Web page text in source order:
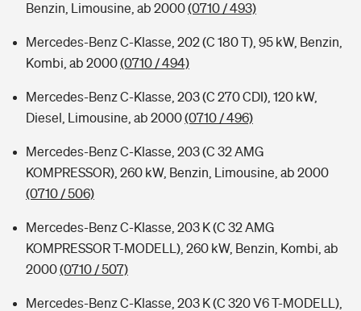
Benzin, Limousine, ab 2000(0710 / 493)
Mercedes-Benz C-Klasse, 202 (C 180 T), 95 kW, Benzin,
Kombi, ab 2000(0710 / 494)
Mercedes-Benz C-Klasse, 203 (C 270 CDI), 120 kW,
Diesel, Limousine, ab 2000(0710 / 496)
Mercedes-Benz C-Klasse, 203 (C 32 AMG
KOMPRESSOR), 260 kW, Benzin, Limousine, ab 2000
(0710 / 506)
Mercedes-Benz C-Klasse, 203 K (C 32 AMG
KOMPRESSOR T-MODELL), 260 kW, Benzin, Kombi, ab
2000(0710 / 507)
Mercedes-Benz C-Klasse, 203 K (C 320 V6 T-MODELL),